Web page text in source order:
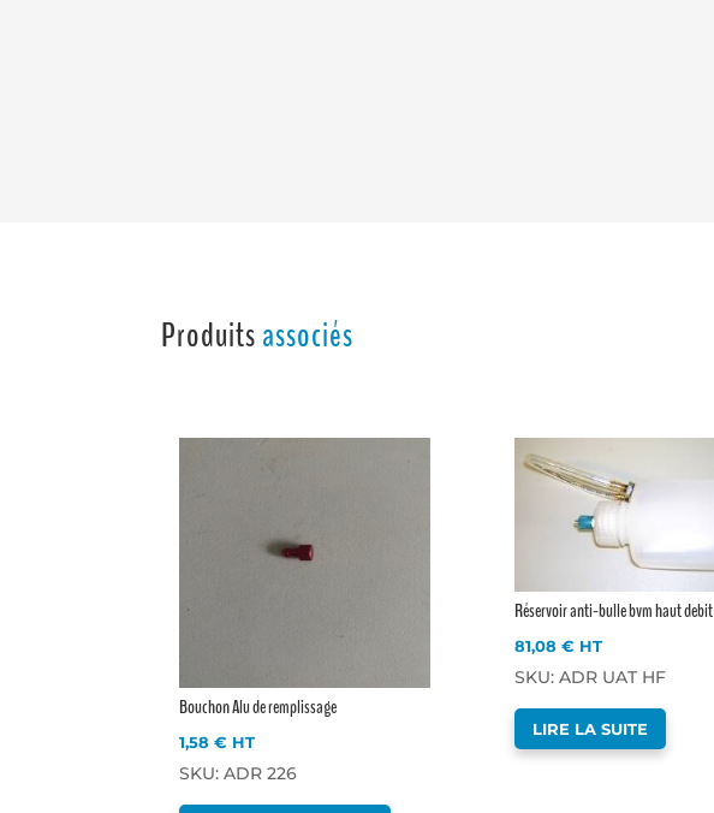
Produitsassociés
Bouchon Alu de remplissage
1,58€ HT
SKU: ADR 226
Réservoir anti-bulle bvm haut debit
81,08€ HT
SKU: ADR UAT HF
LIRE LA SUITE